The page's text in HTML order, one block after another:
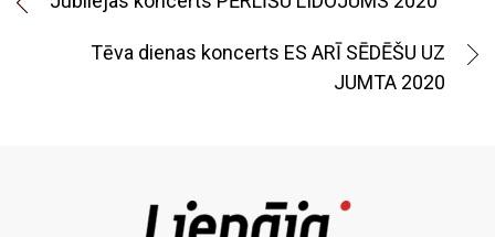
Tēva dienas koncerts ES ARĪ SĒDĒŠU UZ
JUMTA 2020